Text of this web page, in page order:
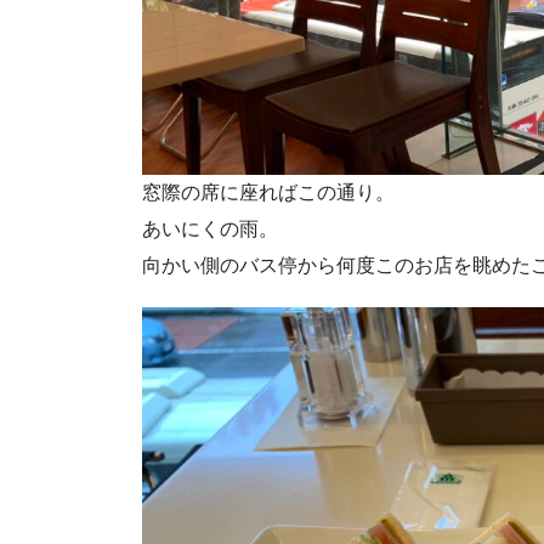
窓際の席に座ればこの通り。
あいにくの雨。
向かい側のバス停から何度このお店を眺めた